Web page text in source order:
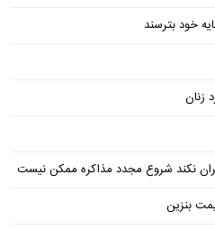
خود بترسند
زنان
نکند شروع مجدد مذاکره ممکن نیست
بنزین